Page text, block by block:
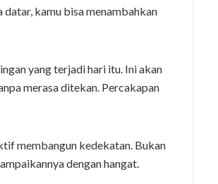
kamu bisa menambahkan
yang terjadi hari itu. Ini akan
merasa ditekan. Percakapan
membangun kedekatan. Bukan
dengan hangat.